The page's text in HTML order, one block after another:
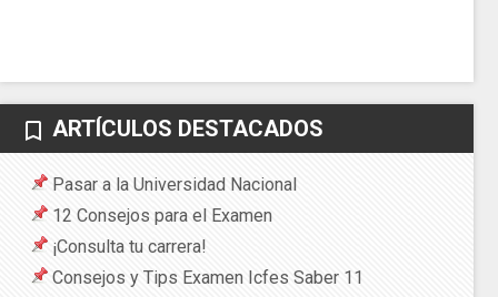
bookmark_border ARTÍCULOS DESTACADOS
Pasar a la Universidad Nacional
12 Consejos para el Examen
¡Consulta tu carrera!
Consejos y Tips Examen Icfes Saber 11